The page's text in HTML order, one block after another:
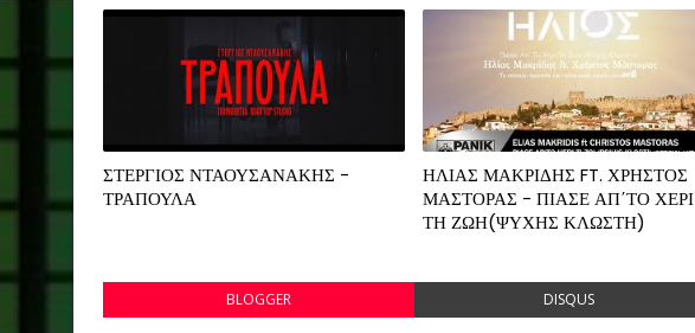
ΣΤΕΡΓΙΟΣ ΝΤΑΟΥΣΑΝΑΚΗΣ -
ΤΡΑΠΟΥΛΑ
ΗΛΙΑΣ ΜΑΚΡΙΔΗΣ FT. ΧΡΗΣΤΟΣ
ΜΑΣΤΟΡΑΣ - ΠΙΑΣΕ ΑΠ΄ΤΟ ΧΕΡΙ
ΤΗ ΖΩΗ(ΨΥΧΗΣ ΚΛΩΣΤΗ)
BLOGGER DISQUS